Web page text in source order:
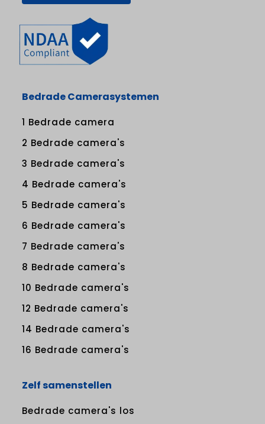
Bedrade Camerasystemen
1 Bedrade camera
2 Bedrade camera's
3 Bedrade camera's
4 Bedrade camera's
5 Bedrade camera's
6 Bedrade camera's
7 Bedrade camera's
8 Bedrade camera's
10 Bedrade camera's
12 Bedrade camera's
14 Bedrade camera's
16 Bedrade camera's
Zelf samenstellen
Bedrade camera's los